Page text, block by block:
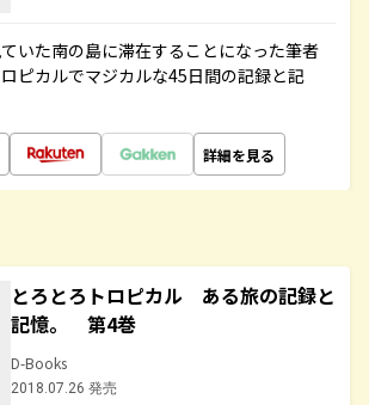
いた南の島に滞在することになった筆者
ピカルでマジカルな45日間の記録と記
詳細を見る
とろとろトロピカル ある旅の記録と
記憶。 第4巻
D-Books
2018.07.26 発売